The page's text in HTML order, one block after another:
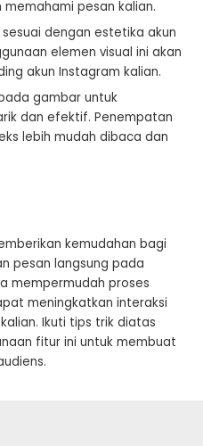
pesan kalian.
dengan estetika akun
elemen visual ini akan
akun Instagram kalian.
gambar untuk
dan efektif. Penempatan
lebih mudah dibaca dan
kemudahan bagi
pesan langsung pada
mempermudah proses
meningkatkan interaksi
Ikuti tips trik diatas
fitur ini untuk membuat